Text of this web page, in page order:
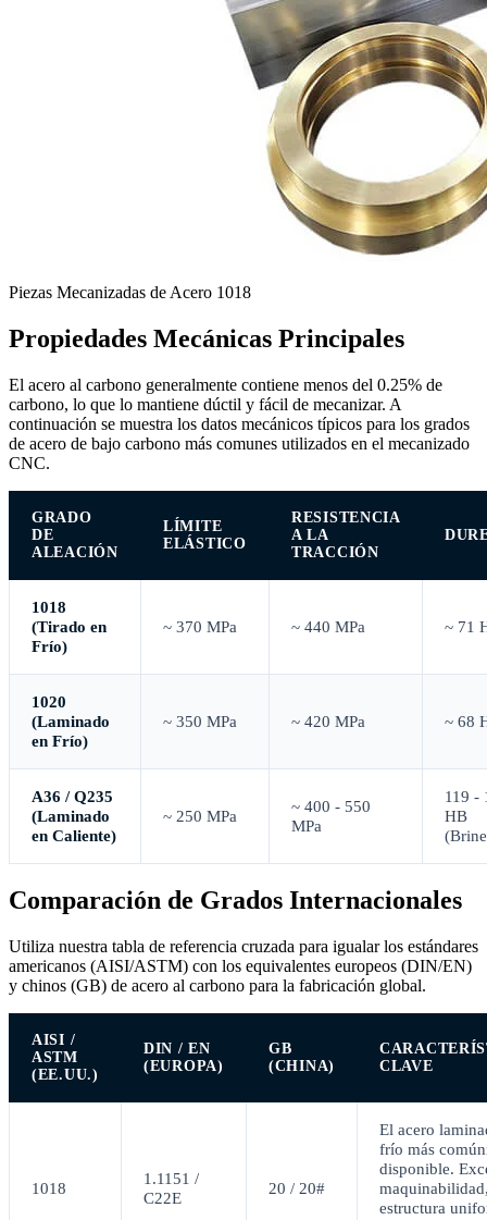
Piezas Mecanizadas de Acero 1018
Propiedades Mecánicas Principales
El acero al carbono generalmente contiene menos del 0.25% de
carbono, lo que lo mantiene dúctil y fácil de mecanizar. A
continuación se muestra los datos mecánicos típicos para los grados
de acero de bajo carbono más comunes utilizados en el mecanizado
CNC.
GRADO
DE
ALEACIÓN
LÍMITE
ELÁSTICO
RESISTENCIA
A LA
TRACCIÓN
1018
(Tirado en
Frío)
~ 370 MPa ~ 440 MPa ~ 71
1020
(Laminado
en Frío)
~ 350 MPa ~ 420 MPa ~ 68
A36 / Q235
(Laminado
en Caliente)
~ 250 MPa
~ 400 - 550
MPa
119 -
HB
Comparación de Grados Internacionales
Utiliza nuestra tabla de referencia cruzada para igualar los estándares
americanos (AISI/ASTM) con los equivalentes europeos (DIN/EN)
y chinos (GB) de acero al carbono para la fabricación global.
AISI /
ASTM
(EE.UU.)
DIN / EN
(EUROPA)
GB
(CHINA)
CLAVE
1018
1.1151 /
C22E
20 / 20#
El acero
frío más
disponible.
estructura